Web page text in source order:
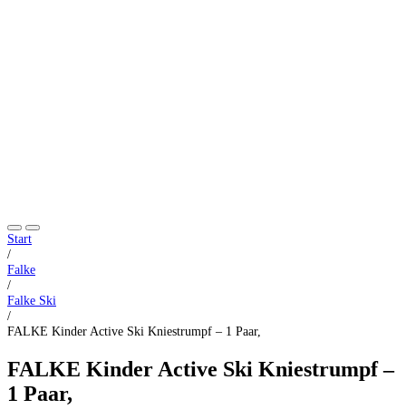
Start
/
Falke
/
Falke Ski
/
FALKE Kinder Active Ski Kniestrumpf – 1 Paar,
FALKE Kinder Active Ski Kniestrumpf –
1 Paar,